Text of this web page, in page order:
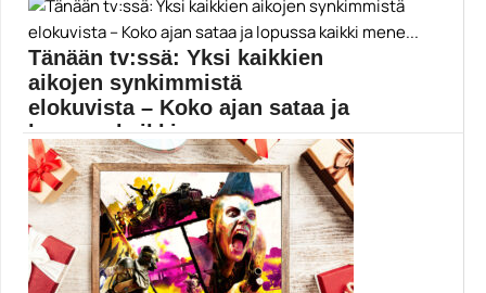
Todella hienolta näyttävä Wendy-elokuva saa ensi-
iltansa helmikuussa. Ohjaaja...
Beasts of the Southern Wild
Tänään tv:ssä: Yksi kaikkien
aikojen synkimmistä
elokuvista – Koko ajan sataa ja
lopussa kaikki mene...
Miten hyvin David Fincherin vuoden 1995 mestariteos
Seven...
Elokuvauutiset